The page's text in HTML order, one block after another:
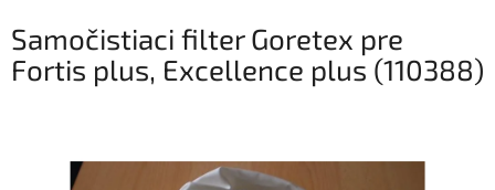
Samočistiaci filter Goretex pre
Fortis plus, Excellence plus (110388)